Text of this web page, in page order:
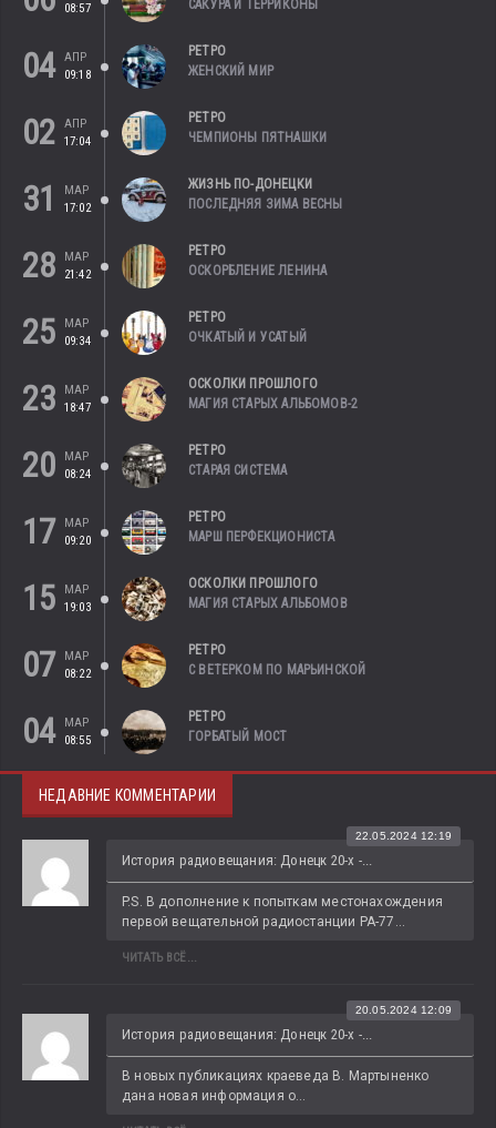
08:57 САКУРА И ТЕРРИКОНЫ
04 АПР
09:18
РЕТРО
ЖЕНСКИЙ МИР
02
АПР
17:04
РЕТРО
ЧЕМПИОНЫ ПЯТНАШКИ
31
МАР
17:02
ЖИЗНЬ ПО-ДОНЕЦКИ
ПОСЛЕДНЯЯ ЗИМА ВЕСНЫ
28
МАР
21:42
РЕТРО
ОСКОРБЛЕНИЕ ЛЕНИНА
25
МАР
09:34
РЕТРО
ОЧКАТЫЙ И УСАТЫЙ
23
МАР
18:47
ОСКОЛКИ ПРОШЛОГО
МАГИЯ СТАРЫХ АЛЬБОМОВ-2
20
МАР
08:24
РЕТРО
СТАРАЯ СИСТЕМА
17
МАР
09:20
РЕТРО
МАРШ ПЕРФЕКЦИОНИСТА
15
МАР
19:03
ОСКОЛКИ ПРОШЛОГО
МАГИЯ СТАРЫХ АЛЬБОМОВ
07
МАР
08:22
РЕТРО
С ВЕТЕРКОМ ПО МАРЬИНСКОЙ
04
МАР
08:55
РЕТРО
ГОРБАТЫЙ МОСТ
НЕДАВНИЕ КОММЕНТАРИИ
История радиовещания: Донецк 20-х -...
22.05.2024 12:19
P.S. В дополнение к попыткам местонахождения
первой вещательной радиостанции РА-77...
ЧИТАТЬ ВСЁ...
История радиовещания: Донецк 20-х -...
20.05.2024 12:09
В новых публикациях краеведа В. Мартыненко
дана новая информация о...